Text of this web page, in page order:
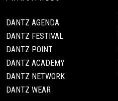
DANTZ AGENDA
DANTZ FESTIVAL
DANTZ POINT
DANTZ ACADEMY
DANTZ NETWORK
DANTZ WEAR